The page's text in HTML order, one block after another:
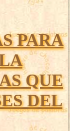
PARA
QUE
DEL